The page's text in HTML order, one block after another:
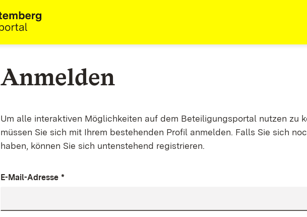
Anmelden
Um alle interaktiven Möglichkeiten auf dem Beteiligungsportal nutzen zu
müssen Sie sich mit Ihrem bestehenden Profil anmelden. Falls Sie sich
haben, können Sie sich untenstehend registrieren.
E-Mail-Adresse *